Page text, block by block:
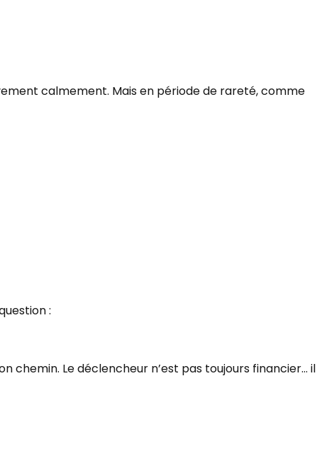
calmement. Mais en période de rareté, comme
:
chemin. Le déclencheur n’est pas toujours financier… il